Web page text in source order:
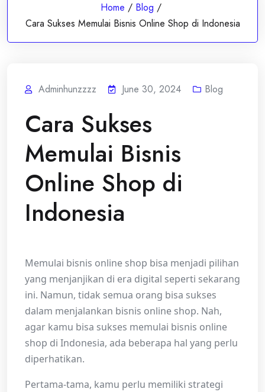
Home / Blog /
Cara Sukses Memulai Bisnis Online Shop di Indonesia
Adminhunzzzz June 30, 2024 Blog
Cara Sukses
Memulai Bisnis
Online Shop di
Indonesia
Memulai bisnis online shop bisa menjadi pilihan
yang menjanjikan di era digital seperti sekarang
ini. Namun, tidak semua orang bisa sukses
dalam menjalankan bisnis online shop. Nah,
agar kamu bisa sukses memulai bisnis online
shop di Indonesia, ada beberapa hal yang perlu
diperhatikan.
Pertama-tama, kamu perlu memiliki strategi